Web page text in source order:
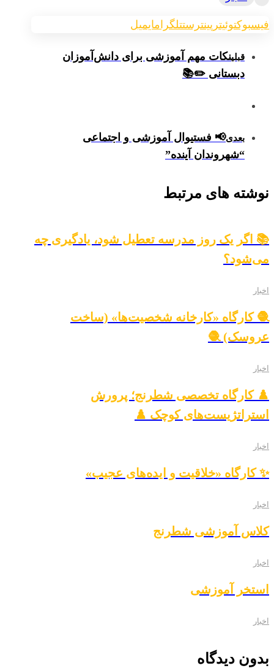
فیسبوکتوئیتر پینترستتلگرامایمیل
قبلینکات مهم آموزشی برای دانش‌آموزان
دبستانی ✏️📚
بعدی📢 فستیوال آموزشی و اجتماعی
“شهروندان آینده”
نوشته های مرتبط
📚 اگر یک روز مدرسه تعطیل شود، یادگیری چه
می‌شود؟
اخبار
🧶 کارگاه «کارخانه شخصیت‌ها» (ساخت
عروسک) 🧶
اخبار
♟️ کارگاه تخصصی شطرنج؛ پرورش
استراتژیست‌های کوچک ♟️
اخبار
✨ کارگاه «خلاقیت و ایده‌های عجیب»
اخبار
کلاس آموزشی شطرنج
اخبار
استخر آموزشی
اخبار
بدون دیدگاه